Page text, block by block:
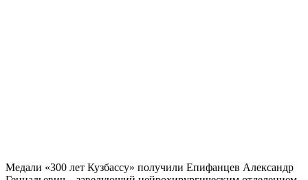
Медали «300 лет Кузбассу» получили Епифанцев Александр